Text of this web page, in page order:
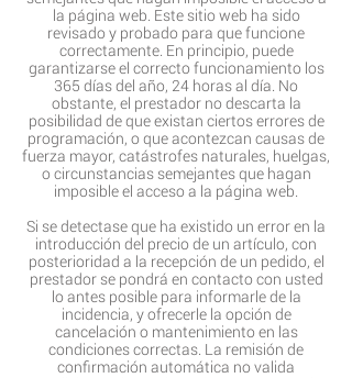
la página web. Este sitio web ha sido
revisado y probado para que funcione
correctamente. En principio, puede
garantizarse el correcto funcionamiento los
365 días del año, 24 horas al día. No
obstante, el prestador no descarta la
posibilidad de que existan ciertos errores de
programación, o que acontezcan causas de
fuerza mayor, catástrofes naturales, huelgas,
o circunstancias semejantes que hagan
imposible el acceso a la página web.
Si se detectase que ha existido un error en la
introducción del precio de un artículo, con
posterioridad a la recepción de un pedido, el
prestador se pondrá en contacto con usted
lo antes posible para informarle de la
incidencia, y ofrecerle la opción de
cancelación o mantenimiento en las
condiciones correctas. La remisión de
confirmación automática no valida